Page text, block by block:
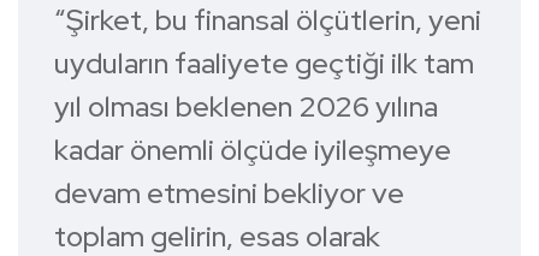
“Şirket, bu finansal ölçütlerin, yeni
uyduların faaliyete geçtiği ilk tam
yıl olması beklenen 2026 yılına
kadar önemli ölçüde iyileşmeye
devam etmesini bekliyor ve
toplam gelirin, esas olarak